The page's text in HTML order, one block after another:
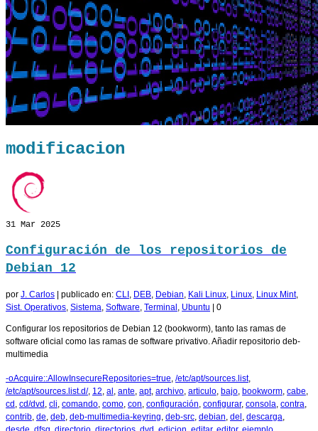
modificacion
31 Mar 2025
Configuración de los repositorios de
Debian 12
por J. Carlos publicado en: CLI , DEB, Debian, Kali Linux, Linux, Linux Mint,
Sist. Operativos, Sistema, Software, Terminal , Ubuntu 0
Configurar los repositorios de Debian 12 (bookworm), tanto las ramas de
software oficial como las ramas de software privativo. Añadir repositorio deb-
multimedia
-oAcquire::AllowInsecureRepositories=true, /etc/apt/sources.list,
/etc/apt/sources.list.d/, 12, al , ante, apt, archivo, articulo, bajo, bookworm, cabe,
cd , cd/dvd , cli, comando, como, con, configuración, configurar, consola, contra,
contrib, de, deb, deb-multimedia-keyring, deb-src, debian, del , descarga,